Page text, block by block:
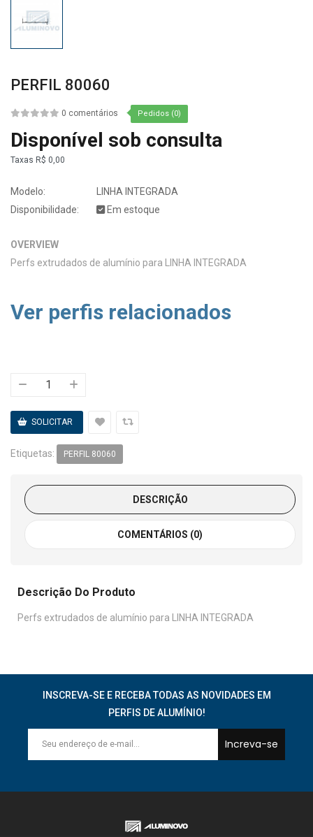
PERFIL 80060
0 comentários Pedidos (0)
Disponível sob consulta
Taxas R$ 0,00
Modelo:
LINHA INTEGRADA
Disponibilidade:
Em estoque
OVERVIEW
Perfs extrudados de alumínio para LINHA INTEGRADA
Ver perfis relacionados
Etiquetas: PERFIL 80060
DESCRIÇÃO
COMENTÁRIOS (0)
Descrição Do Produto
Perfs extrudados de alumínio para LINHA INTEGRADA
INSCREVA-SE E RECEBA TODAS AS NOVIDADES EM
PERFIS DE ALUMÍNIO!
Increva-se